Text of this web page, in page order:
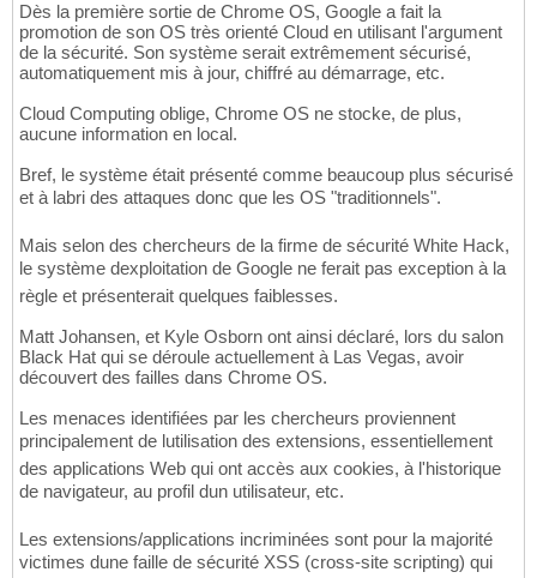
Dès la première sortie de Chrome OS, Google a fait la
promotion de son OS très orienté Cloud en utilisant l'argument
de la sécurité. Son système serait extrêmement sécurisé,
automatiquement mis à jour, chiffré au démarrage, etc.
Cloud Computing oblige, Chrome OS ne stocke, de plus,
aucune information en local.
Bref, le système était présenté comme beaucoup plus sécurisé
et à labri des attaques donc que les OS "traditionnels".
Mais selon des chercheurs de la firme de sécurité White Hack,
le système dexploitation de Google ne ferait pas exception à la
règle et présenterait quelques faiblesses.
Matt Johansen, et Kyle Osborn ont ainsi déclaré, lors du salon
Black Hat qui se déroule actuellement à Las Vegas, avoir
découvert des failles dans Chrome OS.
Les menaces identifiées par les chercheurs proviennent
principalement de lutilisation des extensions, essentiellement
des applications Web qui ont accès aux cookies, à l'historique
de navigateur, au profil dun utilisateur, etc.
Les extensions/applications incriminées sont pour la majorité
victimes dune faille de sécurité XSS (cross-site scripting) qui